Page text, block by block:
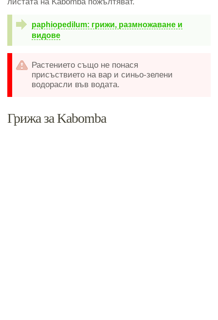
paphiopedilum: грижи, размножаване и
видове
Растението също не понася
присъствието на вар и синьо-зелени
водорасли във водата.
Грижа за Kabomba